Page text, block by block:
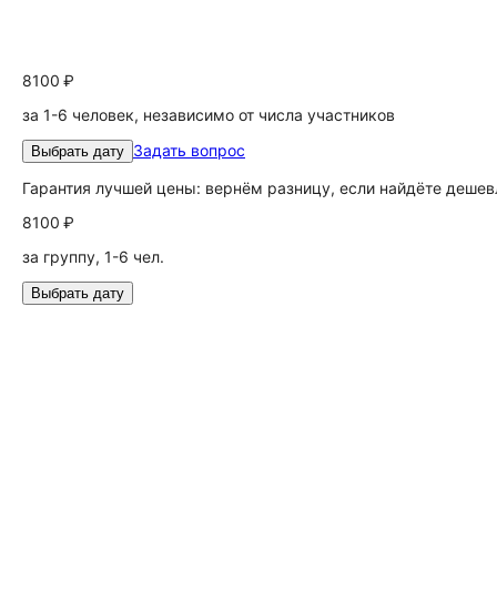
8100 ₽
за 1-6 человек, независимо от числа участников
Выбрать дату Задать вопрос
Гарантия лучшей цены: вернём разницу, если найдёте
8100 ₽
за группу, 1-6 чел.
Выбрать дату